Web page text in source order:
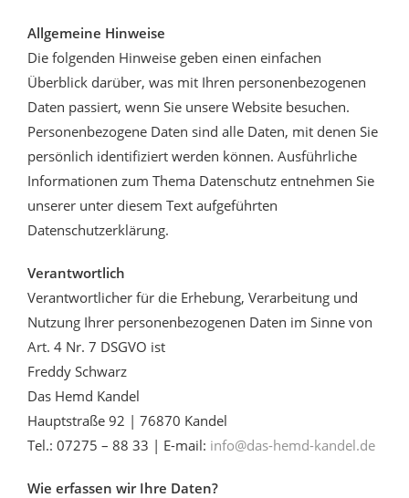
Allgemeine Hinweise
Die folgenden Hinweise geben einen einfachen
Überblick darüber, was mit Ihren personenbezogenen
Daten passiert, wenn Sie unsere Website besuchen.
Personenbezogene Daten sind alle Daten, mit denen Sie
persönlich identifiziert werden können. Ausführliche
Informationen zum Thema Datenschutz entnehmen Sie
unserer unter diesem Text aufgeführten
Datenschutzerklärung.
Verantwortlich
Verantwortlicher für die Erhebung, Verarbeitung und
Nutzung Ihrer personenbezogenen Daten im Sinne von
Art. 4 Nr. 7 DSGVO ist
Freddy Schwarz
Das Hemd Kandel
Hauptstraße 92 | 76870 Kandel
Tel.: 07275 – 88 33 | E-mail: info@das-hemd-kandel.de
Wie erfassen wir Ihre Daten?